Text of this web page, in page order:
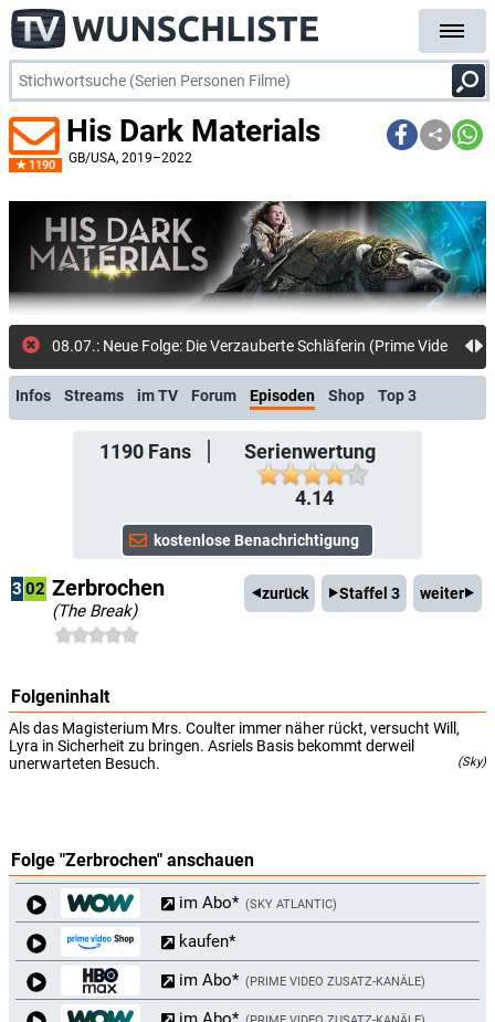
1190
His Dark Materials
GB/USA, 2019–2022
Infos Streams im TV Forum Episoden Shop Top 3
1190Fans
Serienwertung
4.14
3 02 Zerbrochen
(The Break)
zurück Staffel 3 weiter
Folgeninhalt
Als das Magisterium Mrs. Coulter immer näher rückt, versucht Will,
Lyra in Sicherheit zu bringen. Asriels Basis bekommt derweil
unerwarteten Besuch.
(Sky)
Folge "Zerbrochen" anschauen
im Abo* SKY ATLANTIC
kaufen*
im Abo*
PRIME VIDEO ZUSATZ-KANÄLE